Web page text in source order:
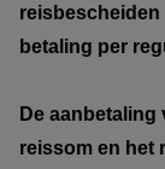
betaling per
De aanbetaling
reissom en het